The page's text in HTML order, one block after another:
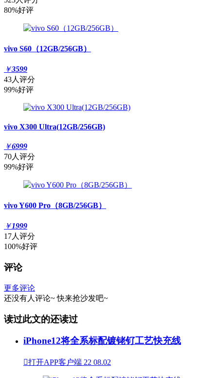
80%好评
vivo S60（12GB/256GB）
￥3599
43人评分
99%好评
vivo X300 Ultra(12GB/256GB)
￥6999
70人评分
99%好评
vivo Y600 Pro（8GB/256GB）
￥1999
17人评分
100%好评
评论
更多评论
还没有人评论~ 快来抢沙发吧~
读过此文的还读过
iPhone12将全系标配镀铑钌工艺快充线
打开APP客户端 22 08.02